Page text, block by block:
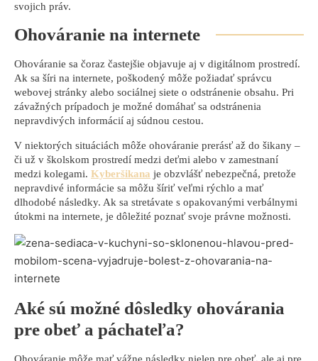
svojich práv.
Ohováranie na internete
Ohováranie sa čoraz častejšie objavuje aj v digitálnom prostredí.
Ak sa šíri na internete, poškodený môže požiadať správcu
webovej stránky alebo sociálnej siete o odstránenie obsahu. Pri
závažných prípadoch je možné domáhať sa odstránenia
nepravdivých informácií aj súdnou cestou.
V niektorých situáciách môže ohováranie prerásť až do šikany –
či už v školskom prostredí medzi deťmi alebo v zamestnaní
medzi kolegami. Kyberšikana je obzvlášť nebezpečná, pretože
nepravdivé informácie sa môžu šíriť veľmi rýchlo a mať
dlhodobé následky. Ak sa stretávate s opakovanými verbálnymi
útokmi na internete, je dôležité poznať svoje právne možnosti.
Aké sú možné dôsledky ohovárania
pre obeť a páchateľa?